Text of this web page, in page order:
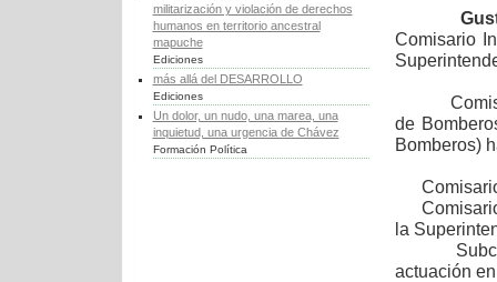
militarización y violación de derechos
humanos en territorio ancestral
mapuche
Ediciones
más allá del DESARROLLO
Ediciones
Un dolor, un nudo, una marea, una
inquietud, una urgencia de Chávez
Formación Política
Comisario
de
Bomberos)
la
actuación